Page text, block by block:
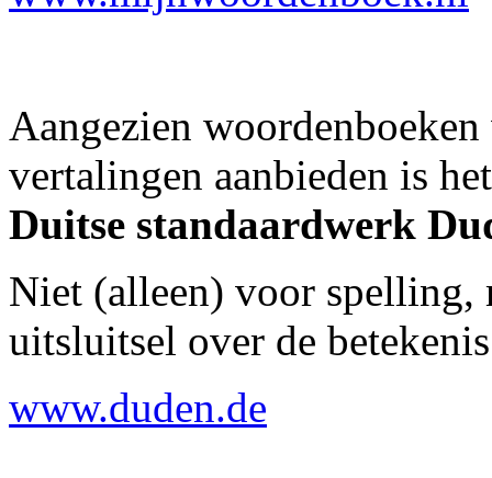
Aangezien
vertalingen aanbieden is
Duitse standaardwerk
Niet (alleen) voor spelling,
uitsluitsel over de
www.duden.de